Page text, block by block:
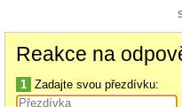
Reakce na
1 Zadajte svou přezdívku: